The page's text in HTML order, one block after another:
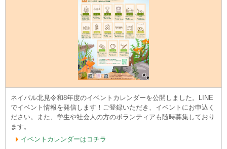
ネイパル北見令和8年度のイベントカレンダーを公開しました。LINE
でイベント情報を発信します！ご登録いただき、イベントにお申込く
ださい。また、学生や社会人の方のボランティアも随時募集しており
ます。
イベントカレンダーはコチラ